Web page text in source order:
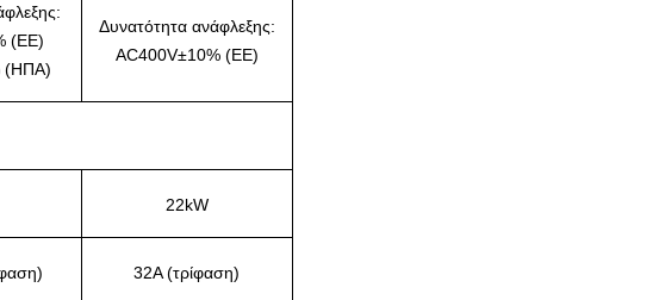
(ΕΕ)
(ΗΠΑ)
Δυνατότητα ανάφλεξης:
AC400V±10% (ΕΕ)
22kW
32Α (τρίφαση)